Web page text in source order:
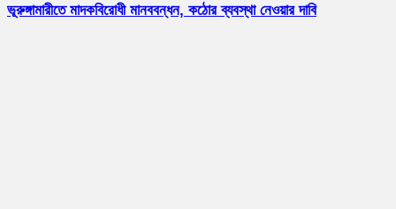
ভূরুঙ্গামারীতে মাদকবিরোধী মানববন্ধন, কঠোর ব্যবস্থা নেওয়ার দাবি